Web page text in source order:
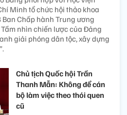
Minh tổ chức hội thảo khoa
Ban Chấp hành Trung ương
nhìn chiến lược của Đảng
giải phóng dân tộc, xây dựng
Chủ tịch Quốc hội Trần
Thanh Mẫn: Không để cán
bộ làm việc theo thói quen
cũ